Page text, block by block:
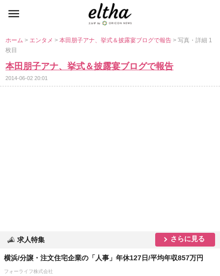
ホーム> エンタメ>本田朋子アナ、挙式＆披露宴ブログで報告> 写真・詳細 1
枚目
本田朋子アナ、挙式＆披露宴ブログで報告
2014-06-02 20:01
求人特集 さらに見る
横浜/分譲・注文住宅企業の「人事」年休127日/平均年収857万円
フォーライフ株式会社